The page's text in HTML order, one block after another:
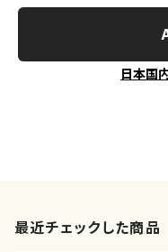
日本国
最近チェックした商品